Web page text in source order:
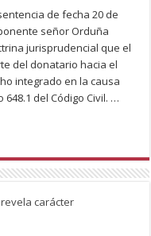
de fecha 20 de
señor Orduña
jurisprudencial que el
del donatario hacia el
integrado en la causa
del Código Civil. …
carácter